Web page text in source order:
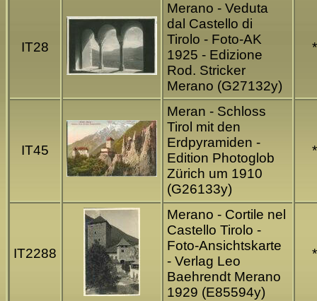
IT28
Merano - Veduta
dal Castello di
Tirolo - Foto-AK
1925 - Edizione
Rod. Stricker
Merano (G27132y)
*
IT45
Meran - Schloss
Tirol mit den
Erdpyramiden -
Edition Photoglob
Zürich um 1910
(G26133y)
*
IT2288
Merano - Cortile nel
Castello Tirolo -
Foto-Ansichtskarte
- Verlag Leo
Baehrendt Merano
1929 (E85594y)
*